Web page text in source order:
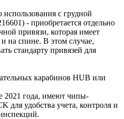
использования с грудной
- приобретается отдельно
привязи, которая имеет
на спине. В этом случае,
стандарту привязей для
карабинов HUB или
2021 года, имеют чипы-
для удобства учета, контроля и